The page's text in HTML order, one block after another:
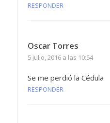
RESPONDER
Oscar Torres
5 julio, 2016 a las 10:54
Se me perdió la Cédula
RESPONDER